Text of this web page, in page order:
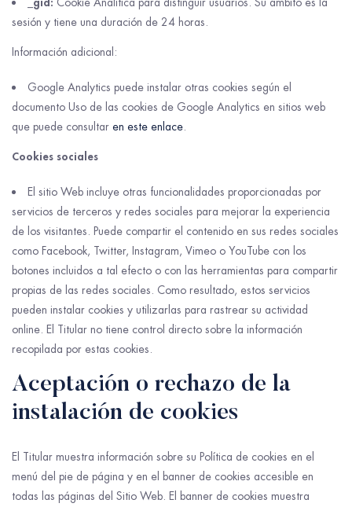
sesión y tiene una duración de 24 horas.
Información adicional:
Google Analytics puede instalar otras cookies según el
documento Uso de las cookies de Google Analytics en sitios web
que puede consultar en este enlace.
Cookies sociales
El sitio Web incluye otras funcionalidades proporcionadas por
servicios de terceros y redes sociales para mejorar la experiencia
de los visitantes. Puede compartir el contenido en sus redes sociales
como Facebook, Twitter, Instagram, Vimeo o YouTube con los
botones incluidos a tal efecto o con las herramientas para compartir
propias de las redes sociales. Como resultado, estos servicios
pueden instalar cookies y utilizarlas para rastrear su actividad
online. El Titular no tiene control directo sobre la información
recopilada por estas cookies.
Aceptación o rechazo de la
instalación de cookies
El Titular muestra información sobre su Política de cookies en el
menú del pie de página y en el banner de cookies accesible en
todas las páginas del Sitio Web. El banner de cookies muestra